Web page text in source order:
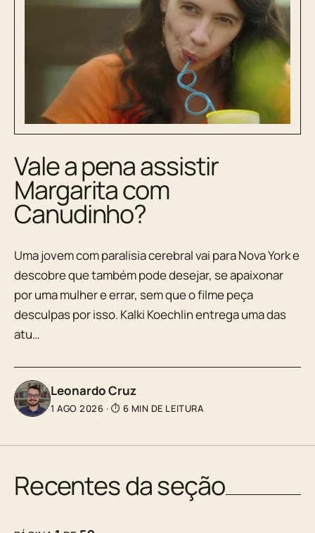
Vale a pena assistir
Margarita com
Canudinho?
Uma jovem com paralisia cerebral vai para Nova York e
descobre que também pode desejar, se apaixonar
por uma mulher e errar, sem que o filme peça
desculpas por isso. Kalki Koechlin entrega uma das
atu…
Leonardo Cruz
1 AGO 2026 · ⏱ 6 MIN DE LEITURA
Recentes da seção